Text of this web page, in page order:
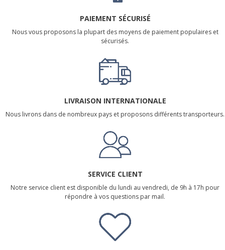
PAIEMENT SÉCURISÉ
Nous vous proposons la plupart des moyens de paiement populaires et
sécurisés.
LIVRAISON INTERNATIONALE
Nous livrons dans de nombreux pays et proposons différents transporteurs.
SERVICE CLIENT
Notre service client est disponible du lundi au vendredi, de 9h à 17h pour
répondre à vos questions par mail.